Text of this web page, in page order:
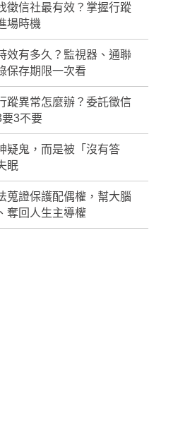
徵信社最有效？掌握行蹤
場時機
效有多久？監視器、通聯
保存期限一次看
蹤異常怎麼辦？委託徵信
3不要
疑鬼，而是被「沒有答
眠
蒐證保護配偶權，幫大腦
奪回人生主導權